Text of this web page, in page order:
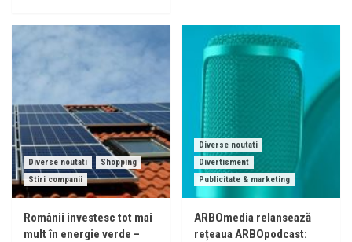
Diverse noutati
Shopping
Stiri companii
Românii investesc tot mai
mult în energie verde –
Diverse noutati
Divertisment
Publicitate & marketing
ARBOmedia relansează
rețeaua ARBOpodcast: